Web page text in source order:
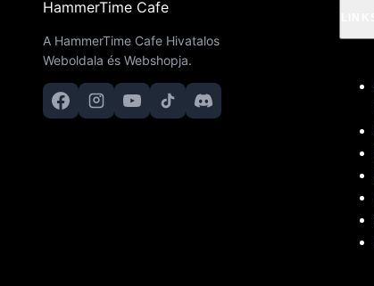
HammerTime Cafe
A HammerTime Cafe Hivatalos
Weboldala és Webshopja.